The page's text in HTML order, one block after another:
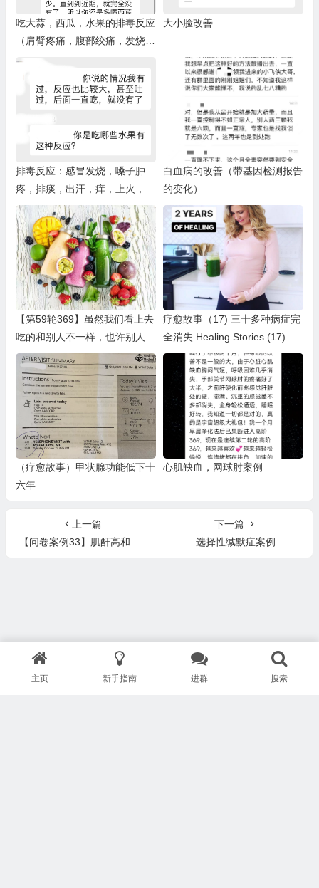
吃大蒜，西瓜，水果的排毒反应
（肩臂疼痛，腹部绞痛，发烧，
胀气，灼热等）
大小脸改善
排毒反应：感冒发烧，嗓子肿
疼，排痰，出汗，痒，上火，身
体发烫，绞痛，冷汗，咳嗽，呕
吐
白血病的改善（带基因检测报告
的变化）
【第59轮369】虽然我们看上去
吃的和别人不一样，也许别人觉
得我们吃好可怜，但身体会真心
感恩我们的付出 ，并以百倍努
力回报，身心健康的感觉不是任
何口欲能换来的
疗愈故事（17) 三十多种病症完
全消失 Healing Stories (17) He
aling of 30+ symptoms
（疗愈故事）甲状腺功能低下十
六年
心肌缺血，网球肘案例
上一篇
【问卷案例33】肌酐高和肾小球滤过率低，疲劳，脚肿
下一篇
选择性缄默症案例
主页 新手指南 进群 搜索